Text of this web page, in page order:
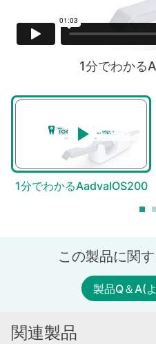
1分でわかる
1分でわかるAadvaIOS200
この製品に関
製品Q＆A(
関連製品